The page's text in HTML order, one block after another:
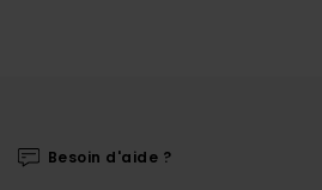
Besoin d'aide ?